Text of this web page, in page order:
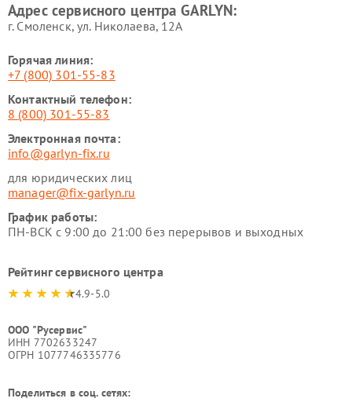
GARLYN
Адрес сервисного центра GARLYN:
г. Смоленск, ул. Николаева, 12А
Горячая линия:
+7 (800) 301-55-83
Контактный телефон:
8 (800) 301-55-83
Электронная почта:
info@garlyn-fix.ru
для юридических лиц
manager@fix-garlyn.ru
График работы:
ПН-ВСК с 9:00 до 21:00 без перерывов и выходных
Рейтинг сервисного центра
4.9-5.0
ООО "Русервис"
ИНН 7702633247
ОГРН 1077746335776
Поделиться в соц. сетях: